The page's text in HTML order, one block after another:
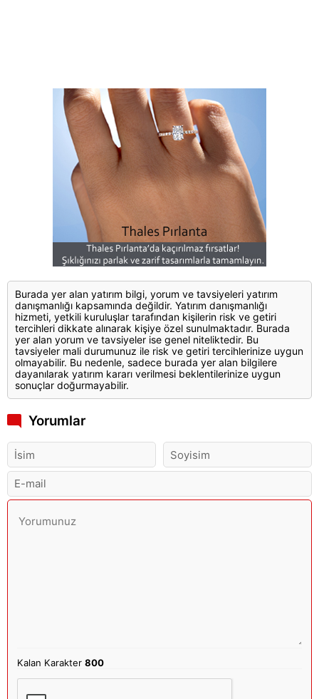
Burada yer alan yatırım bilgi, yorum ve tavsiyeleri yatırım
danışmanlığı kapsamında değildir. Yatırım danışmanlığı
hizmeti, yetkili kuruluşlar tarafından kişilerin risk ve getiri
tercihleri dikkate alınarak kişiye özel sunulmaktadır. Burada
yer alan yorum ve tavsiyeler ise genel niteliktedir. Bu
tavsiyeler mali durumunuz ile risk ve getiri tercihlerinize uygun
olmayabilir. Bu nedenle, sadece burada yer alan bilgilere
dayanılarak yatırım kararı verilmesi beklentilerinize uygun
sonuçlar doğurmayabilir.
Yorumlar
Kalan Karakter800